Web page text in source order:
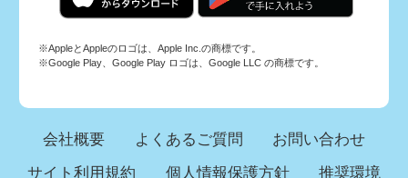
※AppleとAppleのロゴは、Apple Inc.の商標です。
※Google Play、Google Play ロゴは、Google LLC の商標です。
会社概要 よくあるご質問
お問い合わせ
サイト利用規約
個人情報保護方針 推奨環境